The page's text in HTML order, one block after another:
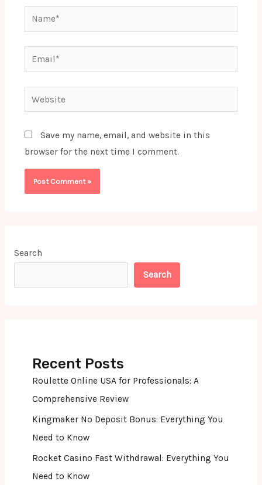
Name*
Email*
Website
Save my name, email, and website in this
browser for the next time I comment.
Search
Search
Recent Posts
Roulette Online USA for Professionals: A
Comprehensive Review
Kingmaker No Deposit Bonus: Everything You
Need to Know
Rocket Casino Fast Withdrawal: Everything You
Need to Know